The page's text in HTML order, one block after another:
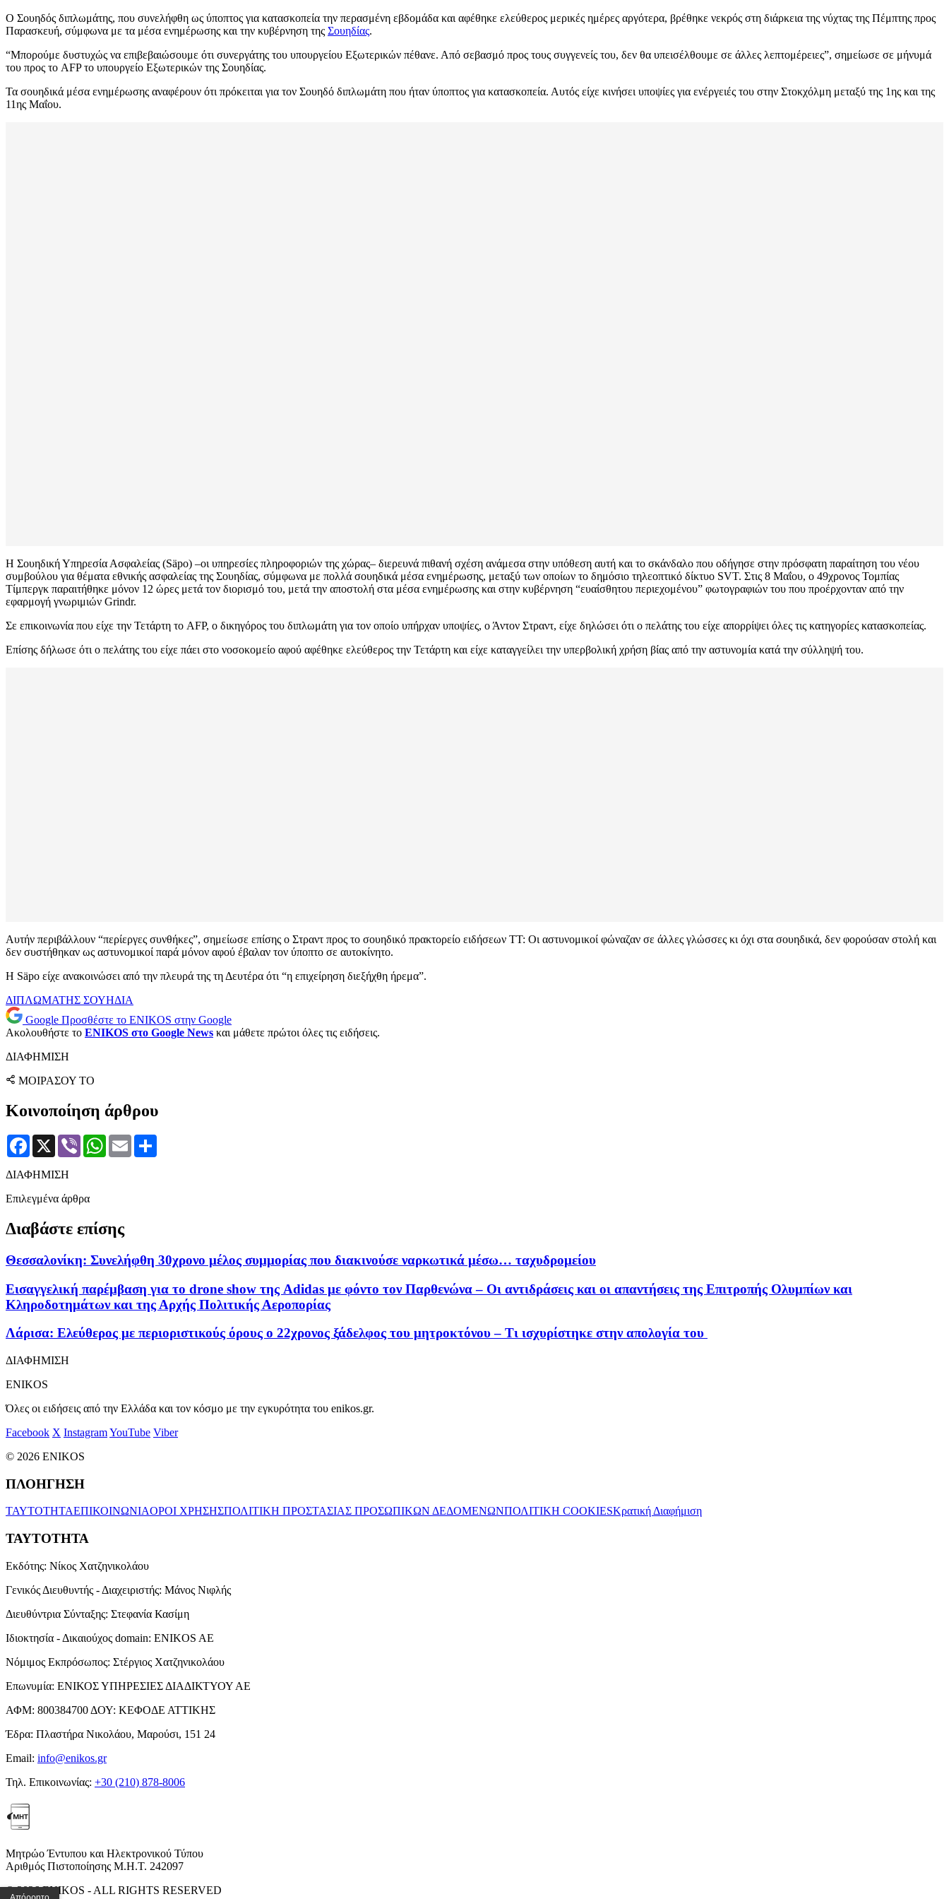
Ο Σουηδός διπλωμάτης, που συνελήφθη ως ύποπτος για κατασκοπεία την περασμένη εβδομάδα και αφέθηκε ελεύθερος μερικές ημέρες αργότερα, βρέθηκε νεκρός στη διάρκεια της νύχτας της Πέμπτης προς
Παρασκευή, σύμφωνα με τα μέσα ενημέρωσης και την κυβέρνηση της Σουηδίας.
“Μπορούμε δυστυχώς να επιβεβαιώσουμε ότι συνεργάτης του υπουργείου Εξωτερικών πέθανε. Από σεβασμό προς τους συγγενείς του, δεν θα υπεισέλθουμε σε άλλες λεπτομέρειες”, σημείωσε σε μήνυμά
του προς το AFP το υπουργείο Εξωτερικών της Σουηδίας.
Τα σουηδικά μέσα ενημέρωσης αναφέρουν ότι πρόκειται για τον Σουηδό διπλωμάτη που ήταν ύποπτος για κατασκοπεία. Αυτός είχε κινήσει υποψίες για ενέργειές του στην Στοκχόλμη μεταξύ της 1ης και της
11ης Μαΐου.
Η Σουηδική Υπηρεσία Ασφαλείας (Säpo) –οι υπηρεσίες πληροφοριών της χώρας– διερευνά πιθανή σχέση ανάμεσα στην υπόθεση αυτή και το σκάνδαλο που οδήγησε στην πρόσφατη παραίτηση του νέου
συμβούλου για θέματα εθνικής ασφαλείας της Σουηδίας, σύμφωνα με πολλά σουηδικά μέσα ενημέρωσης, μεταξύ των οποίων το δημόσιο τηλεοπτικό δίκτυο SVT. Στις 8 Μαΐου, ο 49χρονος Τομπίας
Τίμπεργκ παραιτήθηκε μόνον 12 ώρες μετά τον διορισμό του, μετά την αποστολή στα μέσα ενημέρωσης και στην κυβέρνηση “ευαίσθητου περιεχομένου” φωτογραφιών του που προέρχονταν από την
εφαρμογή γνωριμιών Grindr.
Σε επικοινωνία που είχε την Τετάρτη το AFP, ο δικηγόρος του διπλωμάτη για τον οποίο υπήρχαν υποψίες, ο Άντον Στραντ, είχε δηλώσει ότι ο πελάτης του είχε απορρίψει όλες τις κατηγορίες κατασκοπείας.
Επίσης δήλωσε ότι ο πελάτης του είχε πάει στο νοσοκομείο αφού αφέθηκε ελεύθερος την Τετάρτη και είχε καταγγείλει την υπερβολική χρήση βίας από την αστυνομία κατά την σύλληψή του.
Αυτήν περιβάλλουν “περίεργες συνθήκες”, σημείωσε επίσης ο Στραντ προς το σουηδικό πρακτορείο ειδήσεων TT: Οι αστυνομικοί φώναζαν σε άλλες γλώσσες κι όχι στα σουηδικά, δεν φορούσαν στολή και
δεν συστήθηκαν ως αστυνομικοί παρά μόνον αφού έβαλαν τον ύποπτο σε αυτοκίνητο.
Η Säpo είχε ανακοινώσει από την πλευρά της τη Δευτέρα ότι “η επιχείρηση διεξήχθη ήρεμα”.
ΔΙΠΛΩΜΑΤΗΣ ΣΟΥΗΔΙΑ
Google Προσθέστε το ENIKOS στην Google
Ακολουθήστε το ENIKOS στο Google News και μάθετε πρώτοι όλες τις ειδήσεις.
ΔΙΑΦΗΜΙΣΗ
ΜΟΙΡΑΣΟΥ ΤΟ
Κοινοποίηση άρθρου
Facebook
X Viber WhatsApp
Email
ΔΙΑΦΗΜΙΣΗ
Επιλεγμένα άρθρα
Διαβάστε επίσης
Θεσσαλονίκη: Συνελήφθη 30χρονο μέλος συμμορίας που διακινούσε ναρκωτικά μέσω… ταχυδρομείου
Εισαγγελική παρέμβαση για το drone show της Adidas με φόντο τον Παρθενώνα – Οι αντιδράσεις και οι απαντήσεις της Επιτροπής Ολυμπίων και
Κληροδοτημάτων και της Αρχής Πολιτικής Αεροπορίας
Λάρισα: Ελεύθερος με περιοριστικούς όρους ο 22χρονος ξάδελφος του μητροκτόνου – Τι ισχυρίστηκε στην απολογία του
ΔΙΑΦΗΜΙΣΗ
ENIKOS
Όλες οι ειδήσεις από την Ελλάδα και τον κόσμο με την εγκυρότητα του enikos.gr.
Facebook X InstagramYouTube Viber
© 2026 ENIKOS
ΠΛΟΗΓΗΣΗ
ΤΑΥΤΟΤΗΤΑΕΠΙΚΟΙΝΩΝΙΑΟΡΟΙ ΧΡΗΣΗΣΠΟΛΙΤΙΚΗ ΠΡΟΣΤΑΣΙΑΣ ΠΡΟΣΩΠΙΚΩΝ ΔΕΔΟΜΕΝΩΝΠΟΛΙΤΙΚΗ COOKIESΚρατική Διαφήμιση
ΤΑΥΤΟΤΗΤΑ
Εκδότης: Νίκος Χατζηνικολάου
Γενικός Διευθυντής - Διαχειριστής: Μάνος Νιφλής
Διευθύντρια Σύνταξης: Στεφανία Κασίμη
Ιδιοκτησία - Δικαιούχος domain: ENIKOS AE
Νόμιμος Εκπρόσωπος: Στέργιος Χατζηνικολάου
Επωνυμία: ΕΝΙΚΟΣ ΥΠΗΡΕΣΙΕΣ ΔΙΑΔΙΚΤΥΟΥ ΑΕ
ΑΦΜ: 800384700 ΔΟΥ: ΚΕΦΟΔΕ ΑΤΤΙΚΗΣ
Έδρα: Πλαστήρα Νικολάου, Μαρούσι, 151 24
Email: info@enikos.gr
Τηλ. Επικοινωνίας: +30 (210) 878-8006
Μητρώο Έντυπου και Ηλεκτρονικού Τύπου
Αριθμός Πιστοποίησης Μ.Η.Τ. 242097
© 2026 ENIKOS - ALL RIGHTS RESERVED